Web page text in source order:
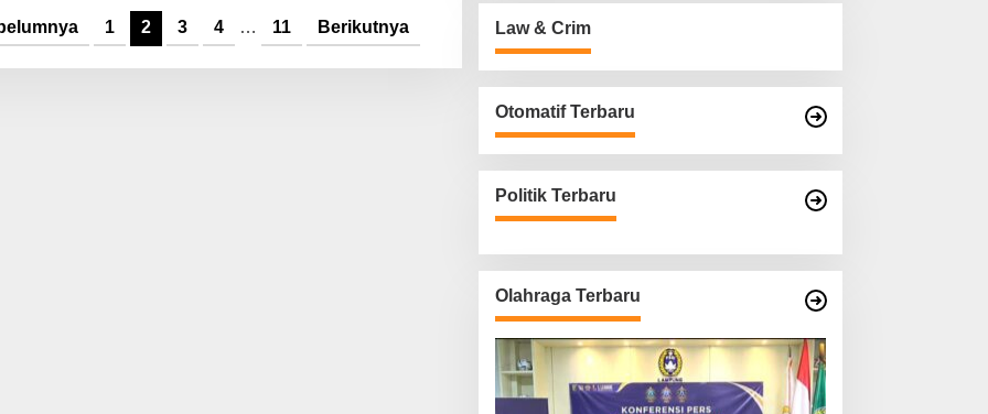
2
1 2 3 4 … 11 Berikutnya Law & Crim
Otomatif Terbaru
Politik Terbaru
Olahraga Terbaru